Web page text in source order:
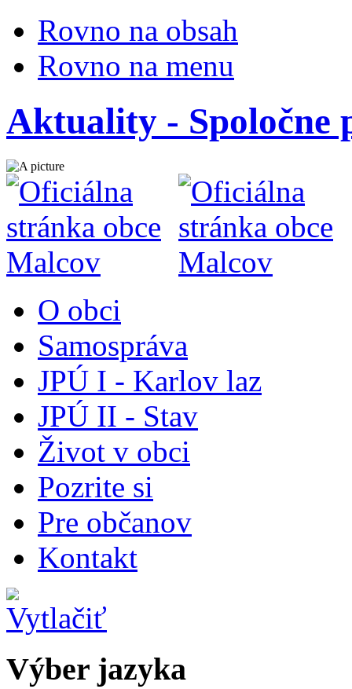
Rovno na obsah
Rovno na menu
Aktuality - Spoločne
O obci
Samospráva
JPÚ I - Karlov laz
JPÚ II - Stav
Život v obci
Pozrite si
Pre občanov
Kontakt
Výber jazyka